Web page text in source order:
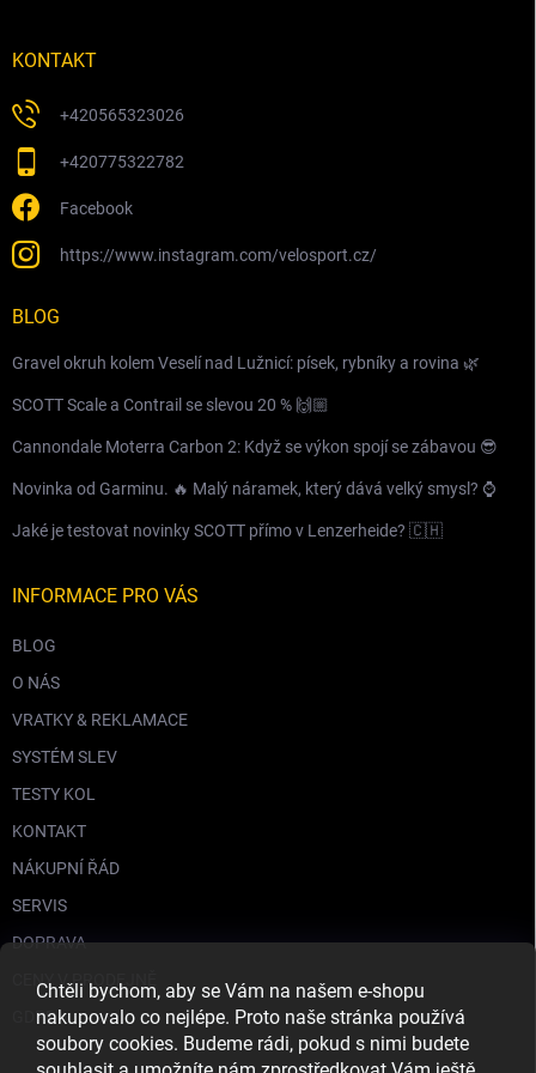
Chtěli bychom, aby se Vám na našem e-shopu
nakupovalo co nejlépe. Proto naše stránka používá
soubory cookies. Budeme rádi, pokud s nimi budete
KONTAKT
+420565323026
+420775322782
Facebook
https://www.instagram.com/velosport.cz/
BLOG
Gravel okruh kolem Veselí nad Lužnicí: písek, rybníky a rovina 🌿
SCOTT Scale a Contrail se slevou 20 % 🙌🏼
Cannondale Moterra Carbon 2: Když se výkon spojí se zábavou 😎
Novinka od Garminu. 🔥 Malý náramek, který dává velký smysl? ⌚️
Jaké je testovat novinky SCOTT přímo v Lenzerheide? 🇨🇭
INFORMACE PRO VÁS
BLOG
O NÁS
VRATKY & REKLAMACE
SYSTÉM SLEV
TESTY KOL
KONTAKT
NÁKUPNÍ ŘÁD
SERVIS
DOPRAVA
CENY V PRODEJNĚ
GDPR